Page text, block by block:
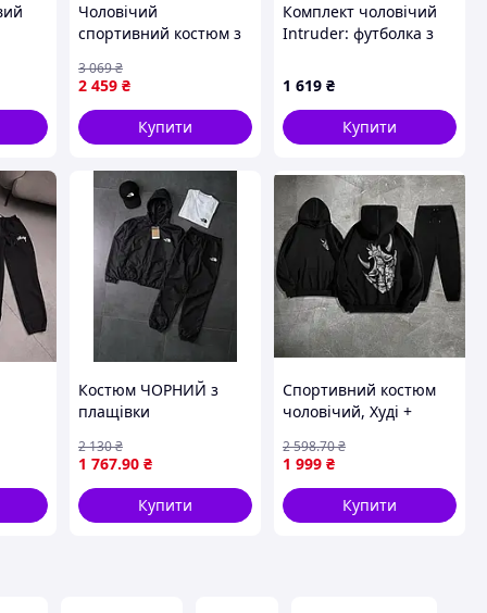
Чоловічий
спортивний костюм з
брендовий комплект
штани кофта NIKE
Shopingo
2 459 ₴
3 069₴
Купити
Комплект чоловічий
Intruder: футболка з
темно-сіра + шорти
трикотажні чорні #
1 619 ₴
Купити
Костюм ЧОРНИЙ з
плащівки
+Футболка БІЛА+Кепка
чорна TNF-мал
1 767.90 ₴
2 130₴
Купити
Спортивний костюм
чоловічий, Худі +
samuflowermask
1 999 ₴
2 598.70₴
Купити